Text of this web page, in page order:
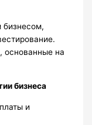
бизнесом,
основанные на
бизнеса
и